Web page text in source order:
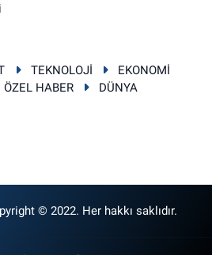
TEKNOLOJİ
EKONOMİ
ÖZEL HABER
DÜNYA
© 2022. Her hakkı saklıdır.